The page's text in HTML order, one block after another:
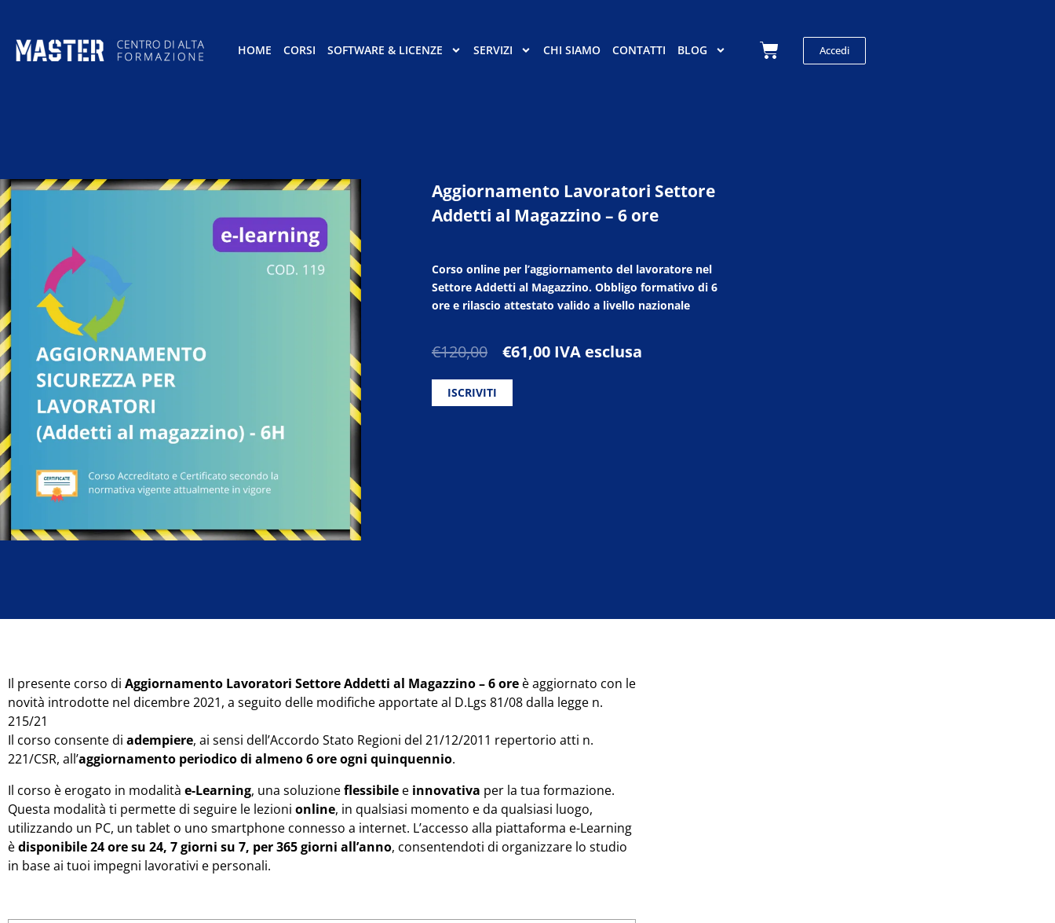
HOME CORSI SOFTWARE & LICENZE SERVIZI CHI SIAMO CONTATTI BLOG CarrelloAccedi
Aggiornamento Lavoratori Settore
Addetti al Magazzino – 6 ore
Corso online per l’aggiornamento del lavoratore nel
Settore Addetti al Magazzino. Obbligo formativo di 6
ore e rilascio attestato valido a livello nazionale
€120,00
Il
originale
era:
€61,00IlIVA esclusa
ISCRIVITI
Il presente corso di Aggiornamento Lavoratori Settore Addetti al Magazzino – 6 ore è aggiornato con le
novità introdotte nel dicembre 2021, a seguito delle modifiche apportate al D.Lgs 81/08 dalla legge n.
215/21
Il corso consente di adempiere, ai sensi dell’Accordo Stato Regioni del 21/12/2011 repertorio atti n.
221/CSR, all’aggiornamento periodico di almeno 6 ore ogni quinquennio.
Il corso è erogato in modalità e-Learning, una soluzioneflessibile e innovativa per la tua formazione.
Questa modalità ti permette di seguire le lezioni online, in qualsiasi momento e da qualsiasi luogo,
utilizzando un PC, un tablet o uno smartphone connesso a internet. L’accesso alla piattaforma e-Learning
èdisponibile 24 ore su 24, 7 giorni su 7, per 365 giorni all’anno, consentendoti di organizzare lo studio
in base ai tuoi impegni lavorativi e personali.